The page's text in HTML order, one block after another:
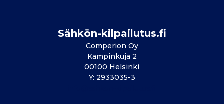
Sähkön-kilpailutus.fi
Comperion Oy
Kampinkuja 2
00100 Helsinki
Y: 2933035-3